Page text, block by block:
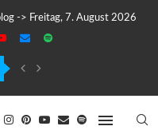
-> Freitag, 7. August 2026
PURE VERRÜCKTHEIT,